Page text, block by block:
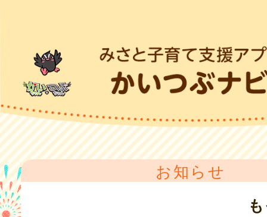
お知らせ